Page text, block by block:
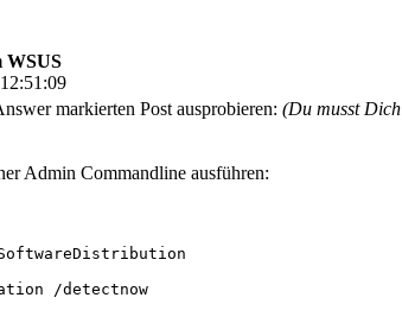
WSUS
markierten Post ausprobieren: (Du musst Dich
Admin Commandline ausführen:
/detectnow